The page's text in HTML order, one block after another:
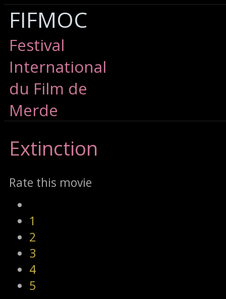
FIFMOC
Festival
International
du Film de
Merde
Extinction
Rate this movie
1
2
3
4
5